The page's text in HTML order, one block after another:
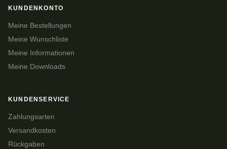
KUNDENKONTO
Meine Bestellungen
Meine Wunschliste
Meine Informationen
Meine Downloads
KUNDENSERVICE
Zahlungsarten
Versandkosten
Rückgaben